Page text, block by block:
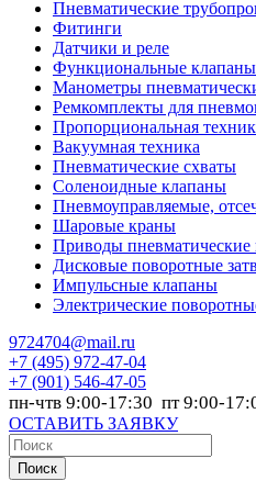
Пневматические
Фитинги
Датчики и реле
Функциональные
Манометры
Ремкомплекты для
Пропорциональная
Вакуумная техника
Пневматические схваты
Соленоидные клапаны
Пневмоуправляемые,
Шаровые краны
Приводы пневматические
Дисковые поворотные
Импульсные клапаны
Электрические
9724704@mail.ru
+7 (495) 972-47-04
+7 (901) 546-47-05
пн-чтв 9:00-17:30 пт 9:00-
ОСТАВИТЬ ЗАЯВКУ
Поиск